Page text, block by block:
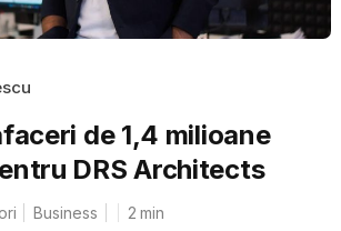
de 1,4 milioane
DRS Architects
Business 2 min